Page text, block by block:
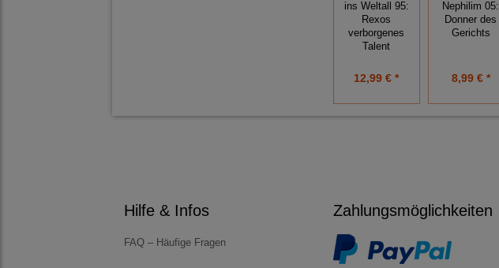
ins Weltall 95:
Rexos
verborgenes
Talent
12,99 € *
Nephilim 05:
Donner des
Gerichts
8,99 € *
Hilfe & Infos
FAQ – Häufige Fragen
Zahlungsmöglichkeiten